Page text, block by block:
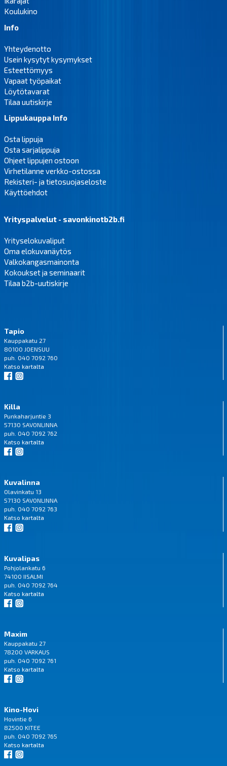
Koulukino
Info
Yhteydenotto
Usein kysytyt kysymykset
Esteettömyys
Vapaat työpaikat
Löytötavarat
Tilaa uutiskirje
Lippukauppa Info
Osta lippuja
Osta sarjalippuja
Ohjeet lippujen ostoon
Virhetilanne verkko-ostossa
Rekisteri- ja tietosuojaseloste
Käyttöehdot
Yrityspalvelut - savonkinotb2b.fi
Yrityselokuvaliput
Oma elokuvanäytös
Valkokangasmainonta
Kokoukset ja seminaarit
Tilaa b2b-uutiskirje
Tapio
Kauppakatu 27
80100 JOENSUU
puh. 040 7092 760
Katso kartalta
Killa
Punkaharjuntie 3
57130 SAVONLINNA
puh. 040 7092 762
Katso kartalta
Kuvalinna
Olavinkatu 13
57130 SAVONLINNA
puh. 040 7092 763
Katso kartalta
Kuvalipas
Pohjolankatu 6
74100 IISALMI
puh. 040 7092 764
Katso kartalta
Maxim
Kauppakatu 27
78200 VARKAUS
puh. 040 7092 761
Katso kartalta
Kino-Hovi
Hovintie 6
82500 KITEE
puh. 040 7092 765
Katso kartalta